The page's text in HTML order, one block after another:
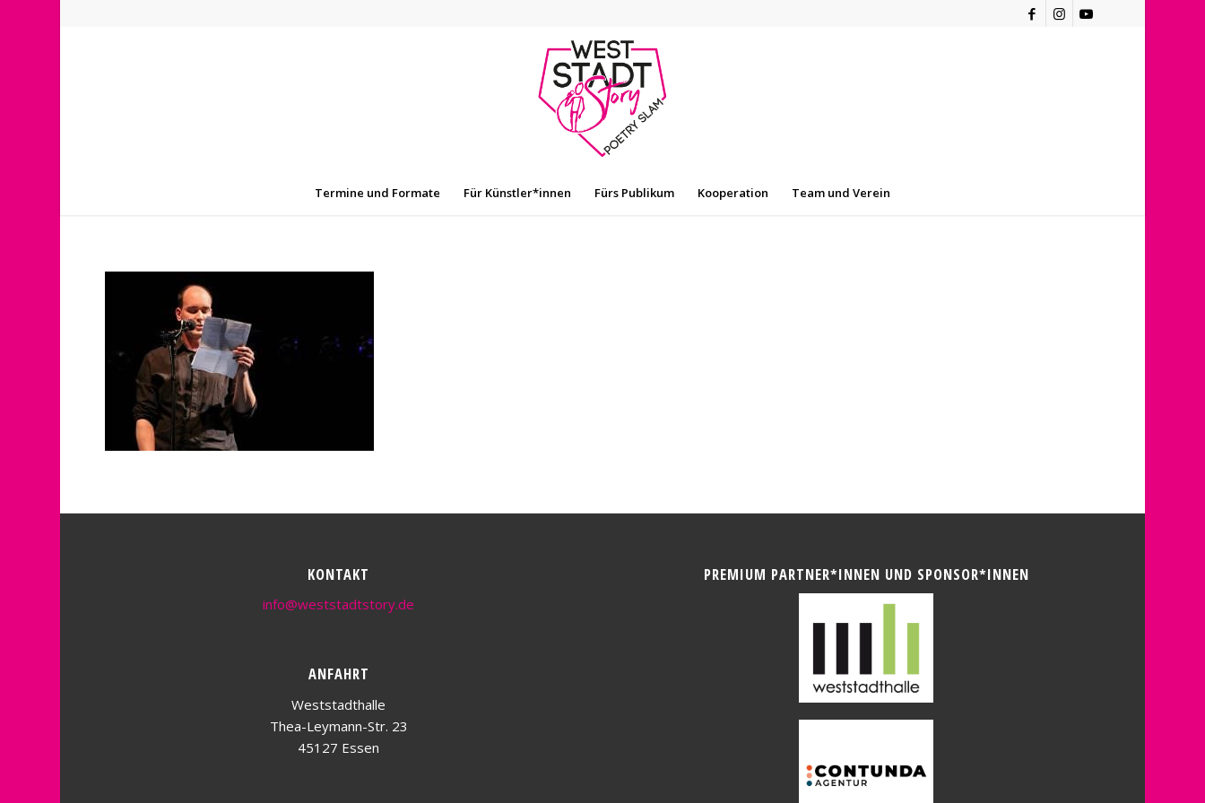
Termine und Formate Für Künstler*innen Fürs Publikum Kooperation Team und Verein
KONTAKT
info@weststadtstory.de
ANFAHRT
Weststadthalle
Thea-Leymann-Str. 23
45127 Essen
PREMIUM PARTNER*INNEN UND SPONSOR*INNEN